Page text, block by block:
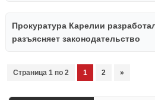
Прокуратура Карелии
разъясняет законодательство
Страница 1 по 2 1 2 »